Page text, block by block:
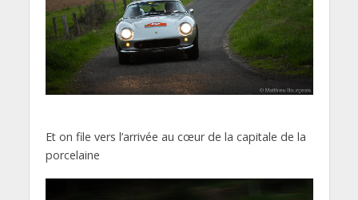
Et on file vers l’arrivée au cœur de la capitale de la
porcelaine